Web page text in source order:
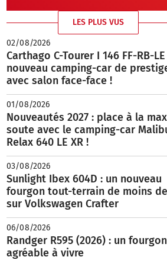
LES PLUS VUS
02/08/2026
Carthago C-Tourer I 146 FF-RB-
nouveau camping-car de
avec salon face-face !
01/08/2026
Nouveautés 2027 : place à la
soute avec le camping-car
Relax 640 LE XR !
03/08/2026
Sunlight Ibex 604D : un nouveau
fourgon tout-terrain de moins
sur Volkswagen Crafter
06/08/2026
Randger R595 (2026) : un fourgon
agréable à vivre